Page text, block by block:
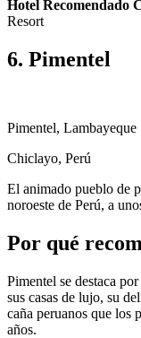
Hotel Recomendado
Resort
6. Pimentel
Pimentel, Lambayeque
Chiclayo, Perú
El animado pueblo de
noroeste de Perú, a
Por qué
Pimentel se destaca
sus casas de lujo, su
caña peruanos que los
años.